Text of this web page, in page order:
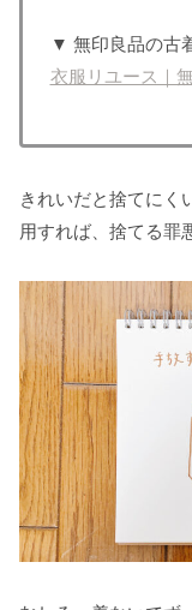
▼ 無印良品の古
衣服リユース｜
きれいだと捨てにく
用すれば、捨てる罪